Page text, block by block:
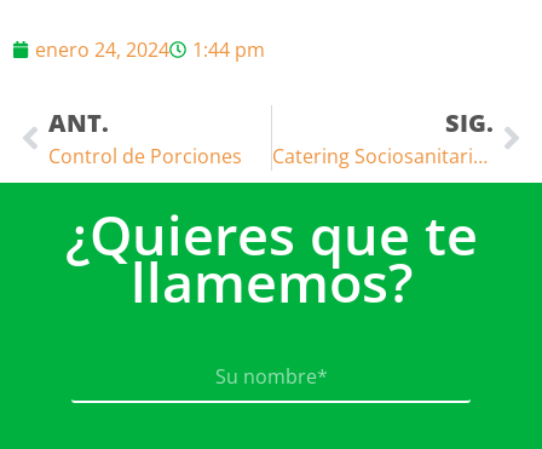
enero 24, 2024 1:44 pm
ANT.
Control de Porciones
SIG.
Catering Sociosanitario: Nutrición y Bienestar para tu Comunidad
¿Quieres que te
llamemos?